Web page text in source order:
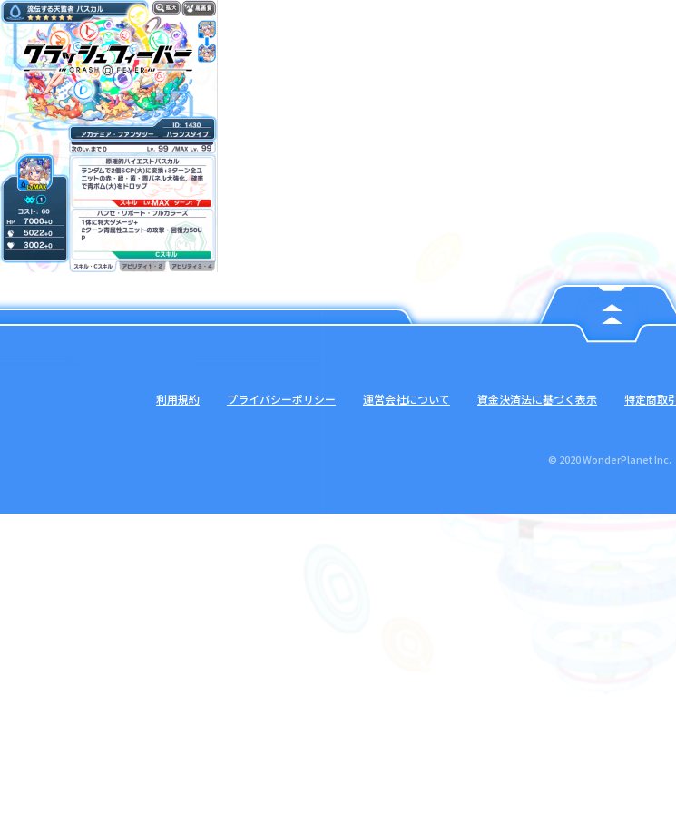
利用規約 プライバシーポリシー 運営会社について 資金決済法に基づく表示 特定商取
© 2020 WonderPlanet Inc.